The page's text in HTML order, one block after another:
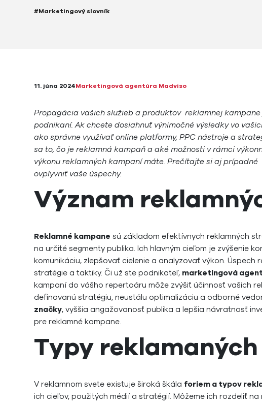
#Marketingový slovník
11. júna 2024Marketingová agentúra Madviso
Propagácia vašich služieb a produktov reklamnej
podnikaní. Ak chcete dosiahnuť výnimočné výsledky vo
ako správne využívať online platformy, PPC nástroje a
sa to, čo je reklamná kampaň a aké možnosti v rámci
výkonu reklamných kampaní máte. Prečítajte si aj
ovplyvniť vaše úspechy.
Význam
Reklamné kampane sú základom efektívnych reklamných
na určité segmenty publika. Ich hlavným cieľom je zvýšenie
komunikáciu, zlepšovať cielenie a analyzovať výkon. Úspech
stratégie a taktiky. Či už ste podnikateľ, marketingová
kampaní do vášho repertoáru môže zvýšiť účinnosť vašich
definovanú stratégiu, neustálu optimalizáciu a odborné
značky, vyššia angažovanosť publika a lepšia návratnosť
pre reklamné kampane.
Typy
V reklamnom svete existuje široká škála foriem a typov
ich cieľov, použitých médií a stratégií. Môžeme ich rozdeliť na